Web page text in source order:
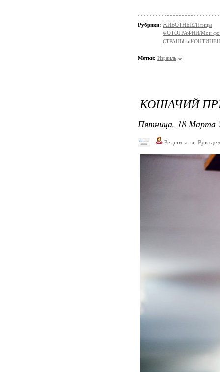
Рубрики: ЖИВОТНЫЕ/Птицы
ФОТОГРАФИИ/Мои
СТРАНЫ и
Метки: Израиль
КОШАЧИЙ
Пятница, 18 Марта